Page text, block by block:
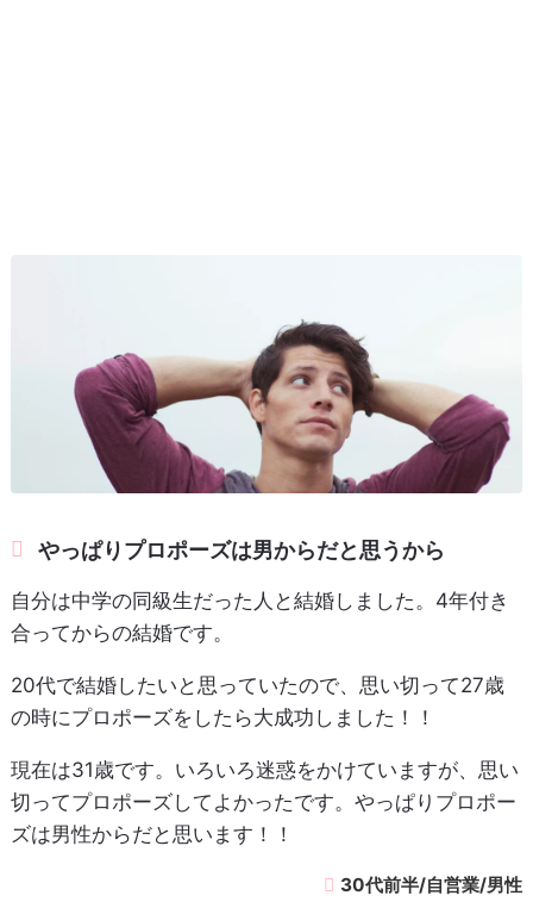
やっぱりプロポーズは男からだと思うから
自分は中学の同級生だった人と結婚しました。4年付き
合ってからの結婚です。
20代で結婚したいと思っていたので、思い切って27歳
の時にプロポーズをしたら大成功しました！！
現在は31歳です。いろいろ迷惑をかけていますが、思い
切ってプロポーズしてよかったです。やっぱりプロポー
ズは男性からだと思います！！
30代前半/自営業/男性